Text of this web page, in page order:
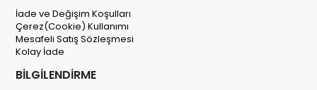
İade ve Değişim Koşulları
Çerez(Cookie) Kullanımı
Mesafeli Satış Sözleşmesi
Kolay İade
BİLGİLENDİRME